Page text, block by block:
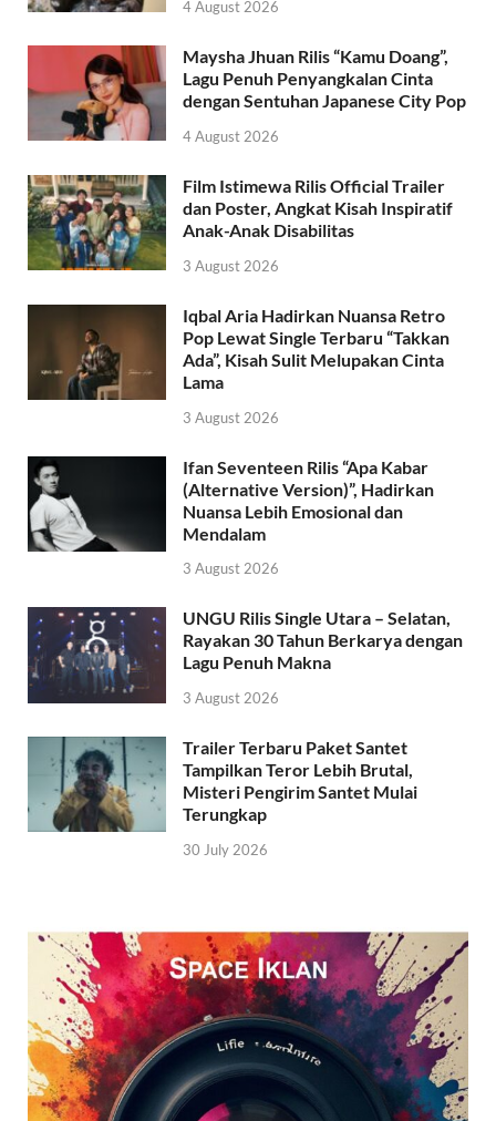
4 August 2026
Maysha Jhuan Rilis “Kamu Doang”,
Lagu Penuh Penyangkalan Cinta
dengan Sentuhan Japanese City Pop
4 August 2026
Film Istimewa Rilis Official Trailer
dan Poster, Angkat Kisah Inspiratif
Anak-Anak Disabilitas
3 August 2026
Iqbal Aria Hadirkan Nuansa Retro
Pop Lewat Single Terbaru “Takkan
Ada”, Kisah Sulit Melupakan Cinta
Lama
3 August 2026
Ifan Seventeen Rilis “Apa Kabar
(Alternative Version)”, Hadirkan
Nuansa Lebih Emosional dan
Mendalam
3 August 2026
UNGU Rilis Single Utara – Selatan,
Rayakan 30 Tahun Berkarya dengan
Lagu Penuh Makna
3 August 2026
Trailer Terbaru Paket Santet
Tampilkan Teror Lebih Brutal,
Misteri Pengirim Santet Mulai
Terungkap
30 July 2026